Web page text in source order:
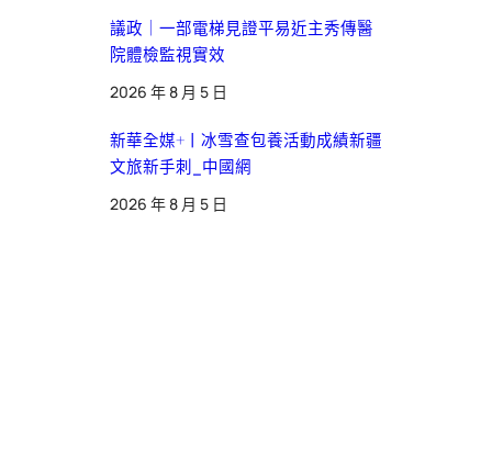
議政｜一部電梯見證平易近主秀傳醫
院體檢監視實效
2026 年 8 月 5 日
新華全媒+丨冰雪查包養活動成績新疆
文旅新手刺_中國網
2026 年 8 月 5 日